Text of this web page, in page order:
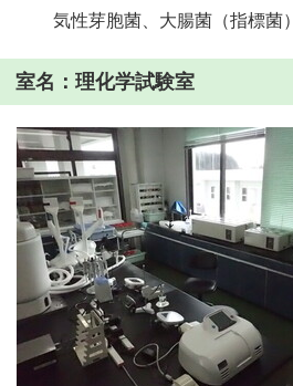
気性芽胞菌、大腸菌（指標菌）
室名：理化学試験室